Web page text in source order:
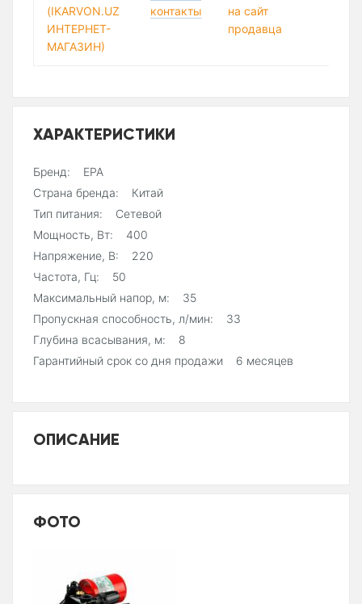
(IKARVON.UZ
ИНТЕРНЕТ-
МАГАЗИН)
контакты
на сайт
продавца
ХАРАКТЕРИСТИКИ
Бренд: EPA
Страна бренда: Китай
Тип питания: Сетевой
Мощность, Вт: 400
Напряжение, В: 220
Частота, Гц: 50
Максимальный напор, м: 35
Пропускная способность, л/мин: 33
Глубина всасывания, м: 8
Гарантийный срок со дня продажи 6 месяцев
ОПИСАНИЕ
ФОТО